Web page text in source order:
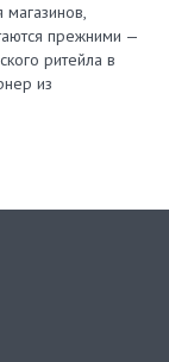
прежними —
ритейла в
из